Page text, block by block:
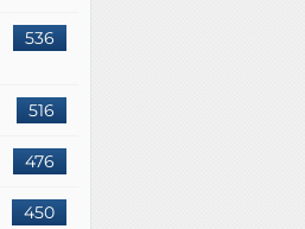
536
516
476
450